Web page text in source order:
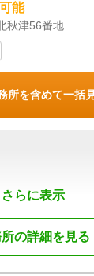
能
秋津56番地
所を含めて一括
さらに表示
の詳細を見る